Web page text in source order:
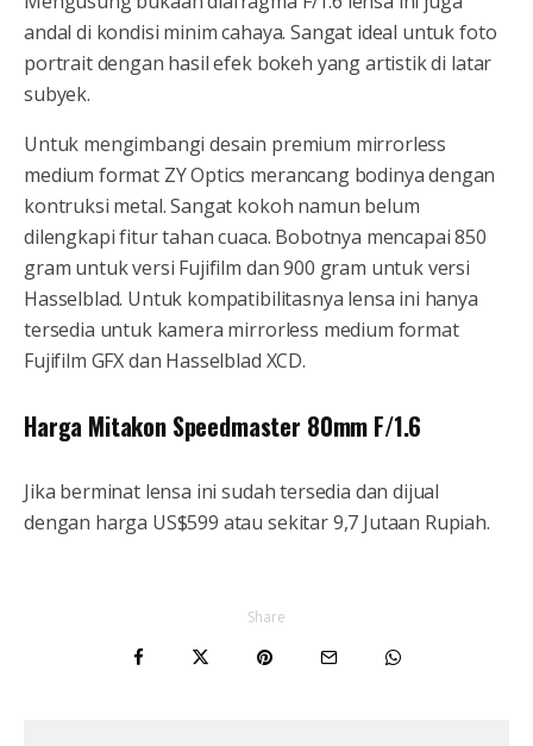
andal di kondisi minim cahaya. Sangat ideal untuk foto
portrait dengan hasil efek bokeh yang artistik di latar
subyek.
Untuk mengimbangi desain premium mirrorless
medium format ZY Optics merancang bodinya dengan
kontruksi metal. Sangat kokoh namun belum
dilengkapi fitur tahan cuaca. Bobotnya mencapai 850
gram untuk versi Fujifilm dan 900 gram untuk versi
Hasselblad. Untuk kompatibilitasnya lensa ini hanya
tersedia untuk kamera mirrorless medium format
Fujifilm GFX dan Hasselblad XCD.
Harga Mitakon Speedmaster 80mm F/1.6
Jika berminat lensa ini sudah tersedia dan dijual
dengan harga US$599 atau sekitar 9,7 Jutaan Rupiah.
Share